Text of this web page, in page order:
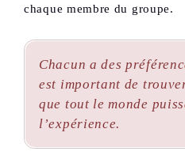
chaque membre du groupe.
Chacun a des
est important de
que tout le monde
l’expérience.